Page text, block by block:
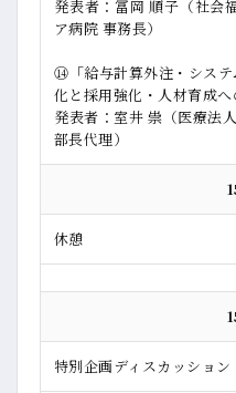
発表者：冨岡 順子（社会
ア病院 事務長）
⑭「給与計算外注・シス
化と採用強化・人材育成へ
発表者：室井 祟（医療法
部長代理）
休憩
特別企画ディスカッション